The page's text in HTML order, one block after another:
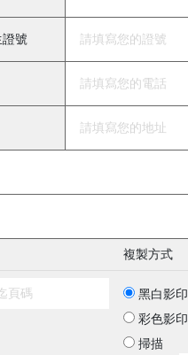
證號
複製方式
黑白影印
彩色影印
掃描